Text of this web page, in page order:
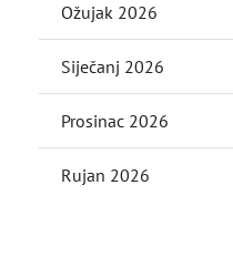
Ožujak 2026
Siječanj 2026
Prosinac 2026
Rujan 2026